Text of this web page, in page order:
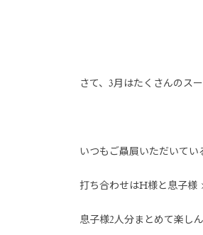
さて、3月はたくさんのス
いつもご贔屓いただいてい
打ち合わせはH様と息子様
息子様2人分まとめて楽し